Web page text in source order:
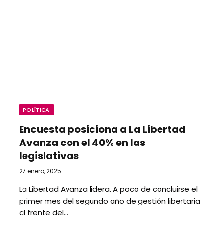
POLÍTICA
Encuesta posiciona a La Libertad
Avanza con el 40% en las
legislativas
27 enero, 2025
La Libertad Avanza lidera. A poco de concluirse el
primer mes del segundo año de gestión libertaria
al frente del…